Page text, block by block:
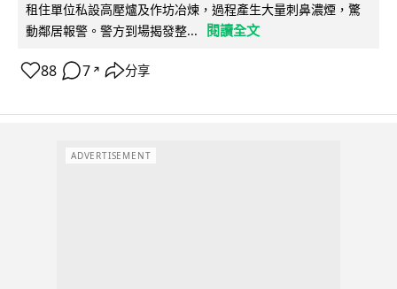
租住單位私設高壓爐及作坊冶煉，過程產生大量刺鼻濃煙，驚
動鄰居報警。警方到場揭發整...
閱讀全文
88 7 ↗ 分享
ADVERTISEMENT